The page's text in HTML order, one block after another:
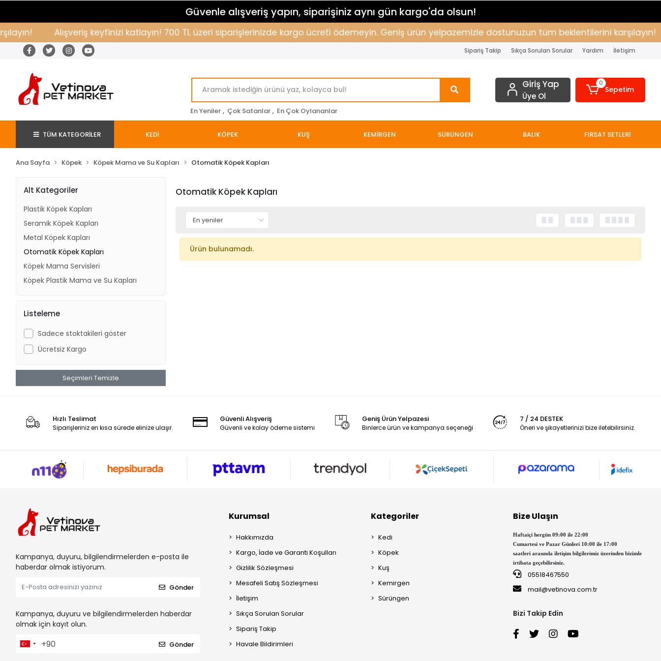
Güvenle alışveriş yapın, siparişiniz aynı gün kargo'da olsun!
Alışveriş keyfinizi katlayın! 700 TL üzeri siparişlerinizde kargo ücreti ödemeyin. Geniş ürün yelpazemizle dostunuzun tüm beklentilerini karşılayın!
Sipariş Takip Sıkça Sorulan Sorular Yardım İletişim
En Yeniler , Çok Satanlar , En Çok Oylananlar
Giriş Yap
Üye Ol
0
Sepetim
TÜM KATEGORİLER KEDİ KÖPEK KUŞ KEMİRGEN SÜRÜNGEN BALIK FIRSAT SETLERİ
Ana Sayfa Köpek Köpek Mama ve Su Kapları Otomatik Köpek Kapları
Alt Kategoriler
Plastik Köpek Kapları
Seramik Köpek Kapları
Metal Köpek Kapları
Otomatik Köpek Kapları
Köpek Mama Servisleri
Köpek Plastik Mama ve Su Kapları
Listeleme
Sadece stoktakileri göster
Ücretsiz Kargo
Seçimleri Temizle
Otomatik Köpek Kapları
Ürün bulunamadı.
Hızlı Teslimat
Siparişleriniz en kısa sürede elinize ulaşır.
Güvenli Alışveriş
Güvenli ve kolay ödeme sistemi
Geniş Ürün Yelpazesi
Binlerce ürün ve kampanya seçeneği
7 / 24 DESTEK
Öneri ve şikayetlerinizi bize iletebilirsiniz.
Kampanya, duyuru, bilgilendirmelerden e-posta ile
haberdar olmak istiyorum.
Gönder
Kampanya, duyuru ve bilgilendirmelerden haberdar
olmak için kayıt olun.
Gönder
Kurumsal
Hakkımızda
Kargo, İade ve Garanti Koşulları
Gizlilik Sözleşmesi
Mesafeli Satış Sözleşmesi
İletişim
Sıkça Sorulan Sorular
Sipariş Takip
Havale Bildirimleri
Kategoriler
Kedi
Köpek
Kuş
Kemirgen
Sürüngen
Bize Ulaşın
Haftaiçi hergün 09:00 ile 22:00
Cumartesi ve Pazar Günleri 10:00 ile 17:00
saatleri arasında iletişim bilgilerimiz üzerinden bizimle
irtibata geçebilirsiniz.
05518467550
mail@vetinova.com.tr
Bizi Takip Edin